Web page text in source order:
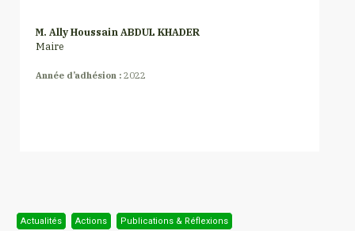
M. Ally Houssain ABDUL KHADER
Maire
Année d’adhésion : 2022
Actualités Actions Publications & Réflexions